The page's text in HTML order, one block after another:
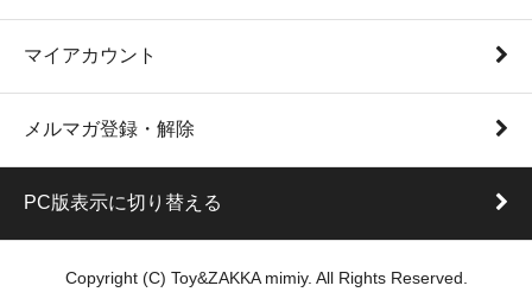
マイアカウント
メルマガ登録・解除
PC版表示に切り替える
Copyright (C) Toy&ZAKKA mimiy. All Rights Reserved.